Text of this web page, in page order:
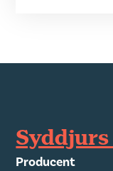
Producent